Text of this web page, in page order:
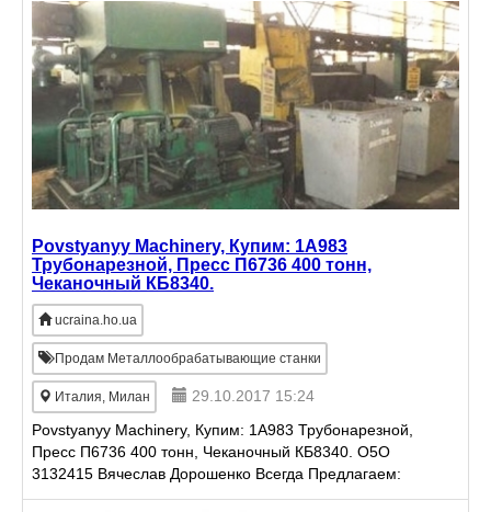
цилиндрических отверстий. Д
Povstyanyy Machinery, Купим: 1А983
Трубонарезной, Пресс П6736 400 тонн,
Чеканочный КБ8340.
ucraina.ho.ua
Продам Металлообрабатывающие станки
Италия, Милан
29.10.2017 15:24
Povstyanyy Machinery, Купим: 1А983 Трубонарезной,
Пресс П6736 400 тонн, Чеканочный КБ8340. O5О
3132415 Вячеслав Дорошенко Всегда Предлагаем:
Металлообрабатывающие станки Оборудование